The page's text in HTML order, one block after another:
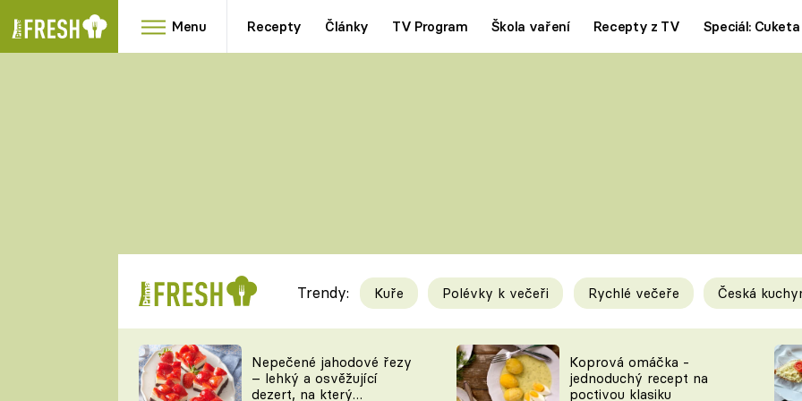
Menu Recepty Články TV Program Škola vaření Recepty z TV Speciál: Cuketa
RYCHLOVKY
Videorecepty
TEĎ VAŘÍ ŠÉF!
Tipy a triky
KAM ZA JÍDLEM
Trendy: Kuře Polévky k večeři Rychlé večeře Česká
Nepečené jahodové řezy
– lehký a osvěžující
dezert, na který
Koprová omáčka -
jednoduchý recept na
poctivou klasiku